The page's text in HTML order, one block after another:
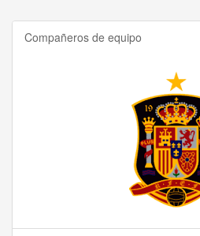
Compañeros de equipo